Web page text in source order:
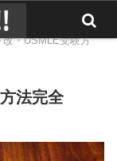
・USMLE受験方
法完全